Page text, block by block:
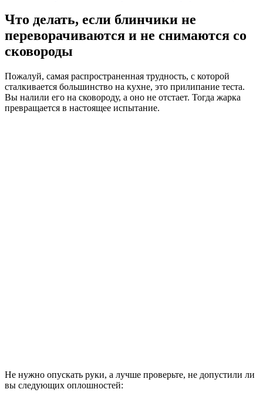
Что делать, если блинчики не
переворачиваются и не снимаются со
сковороды
Пожалуй, самая распространенная трудность, с которой
сталкивается большинство на кухне, это прилипание теста.
Вы налили его на сковороду, а оно не отстает. Тогда жарка
превращается в настоящее испытание.
Не нужно опускать руки, а лучше проверьте, не допустили ли
вы следующих оплошностей: